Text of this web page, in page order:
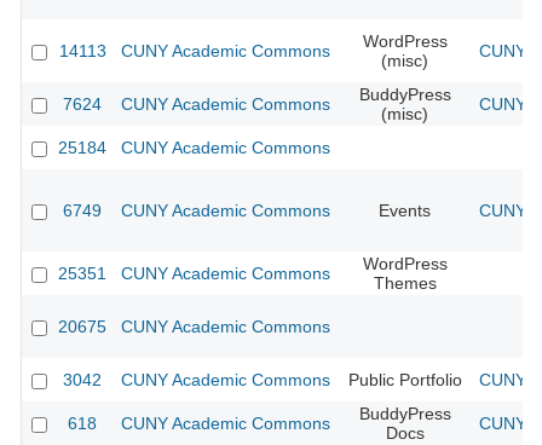
14113 CUNY Academic Commons
WordPress
(misc)
CUNY
7624 CUNY Academic Commons
BuddyPress
(misc)
CUNY
25184 CUNY Academic Commons
6749 CUNY Academic Commons Events CUNY
25351 CUNY Academic Commons
WordPress
Themes
20675 CUNY Academic Commons
3042 CUNY Academic Commons Public Portfolio CUNY
618 CUNY Academic Commons
BuddyPress
Docs
CUNY